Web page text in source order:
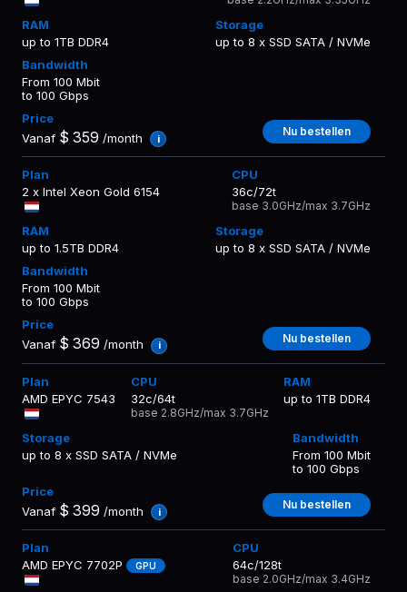
up to 1TB DDR4 up to 8 x SSD SATA / NVMe
From 100 Mbit
to 100 Gbps
Vanaf $ 359 /month i
Nu bestellen
2 x Intel Xeon Gold 6154 36c/72t
base 3.0GHz/max 3.7GHz
up to 1.5TB DDR4 up to 8 x SSD SATA / NVMe
From 100 Mbit
to 100 Gbps
Vanaf $ 369 /month i
Nu bestellen
AMD EPYC 7543 32c/64t
base 2.8GHz/max 3.7GHz
up to 1TB DDR4
up to 8 x SSD SATA / NVMe
From 100 Mbit
to 100 Gbps
Vanaf $ 399 /month i
Nu bestellen
AMD EPYC 7702P GPU 64c/128t
base 2.0GHz/max 3.4GHz